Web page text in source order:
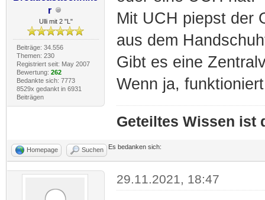
r
Ulli mit 2 "L"
Beiträge: 34.556
Themen: 230
Registriert seit: May 2007
Bewertung: 262
Bedankte sich: 7773
8529x gedankt in 6931
Beiträgen
Mit UCH piepst der
aus dem
Gibt es eine
Wenn ja,
Geteiltes Wissen ist
Homepage Suchen Es bedanken sich:
29.11.2021, 18:47